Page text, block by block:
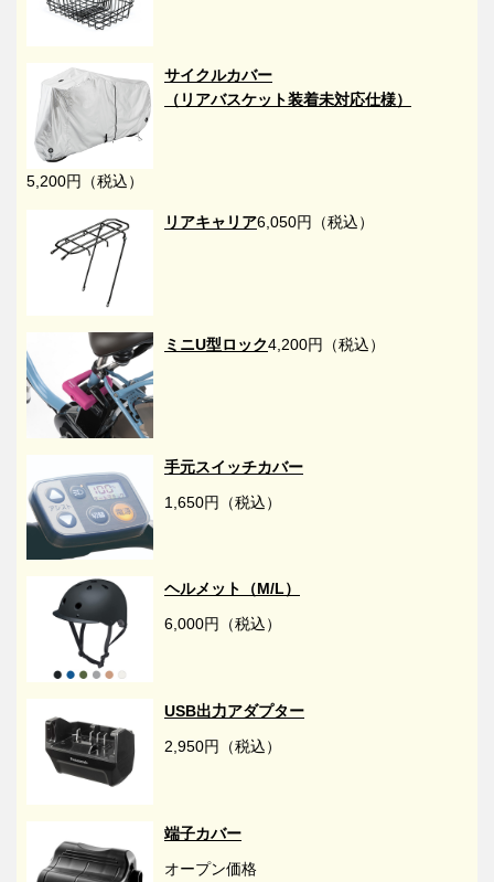
サイクルカバー
（リアバスケット装着未対応仕様）
5,200円（税込）
リアキャリア6,050円（税込）
ミニU型ロック4,200円（税込）
手元スイッチカバー
1,650円（税込）
ヘルメット（M/L）
6,000円（税込）
USB出力アダプター
2,950円（税込）
端子カバー
オープン価格